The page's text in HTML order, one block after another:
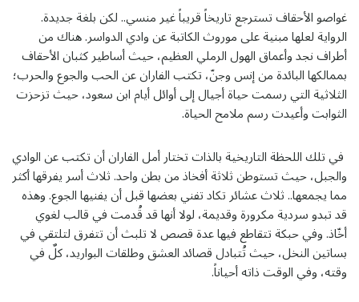
غواصو الأحقاف تسترجع تاريخاً قريباً غير منسي.. لكن بلغة جديدة.
الرواية لعلها مبنية على موروث الكاتبة عن وادي الدواسر. هناك من
أطراف نجد وأعماق الهول الرملي العظيم، حيث أساطير كثبان الأحقاف
بممالكها البائدة من إنس وجنّ، تكتب الفاران عن الحب والجوع والحرب؛
الثلاثية التي رسمت حياة أجيال إلى أوائل أيام ابن سعود، حيث تزحزت
الثوابت وأعيدت رسم ملامح الحياة.
في تلك اللحظة التاريخية بالذات تختار أمل الفاران أن تكتب عن الوادي
والجبل، حيث تستوطن ثلاثة أفخاذ من بطن واحد. ثلاث أسر يفرقها أكثر
مما يجمعها.. ثلاث عشائر تكاد تفني بعضها قبل أن يفنيها الجوع. وهذه
قد تبدو سردية مكرورة وقديمة، لولا أنها قد قُدمت في قالب لغوي
أخّاذ. وفي حبكة تتقاطع فيها عدة قصص لا تلبث أن تتفرق لتلتقي في
بساتين النخل، حيث تُتبادل قصائد العشق وطلقات البواريد، كلٌ في
وقته، وفي الوقت ذاته أحياناً.